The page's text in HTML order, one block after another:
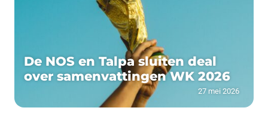
De NOS en Talpa sluiten deal
over samenvattingen WK 2026
27 mei 2026